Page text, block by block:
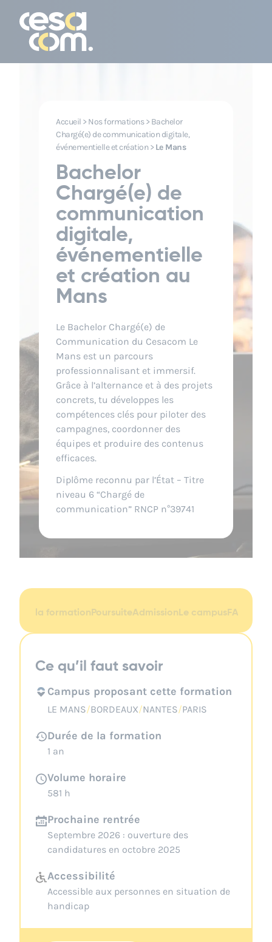
Accueil > Nos formations> Bachelor
Chargé(e) de communication digitale,
événementielle et création> Le Mans
Bachelor
Chargé(e) de
communication
digitale,
événementielle
et création au
Mans
Le Bachelor Chargé(e) de
Communication du Cesacom Le
Mans est un parcours
professionnalisant et immersif.
Grâce à l’alternance et à des projets
concrets, tu développes les
compétences clés pour piloter des
campagnes, coordonner des
équipes et produire des contenus
efficaces.
Diplôme reconnu par l’État – Titre
niveau 6 “Chargé de
communication” RNCP n°39741
de la formation PoursuiteAdmission Le campus FAQ
Ce qu’il faut savoir
Campus proposant cette formation
LE MANS/BORDEAUX/NANTES/PARIS
Durée de la formation
1 an
Volume horaire
581 h
Prochaine rentrée
Septembre 2026 : ouverture des
candidatures en octobre 2025
Accessibilité
Accessible aux personnes en situation de
handicap